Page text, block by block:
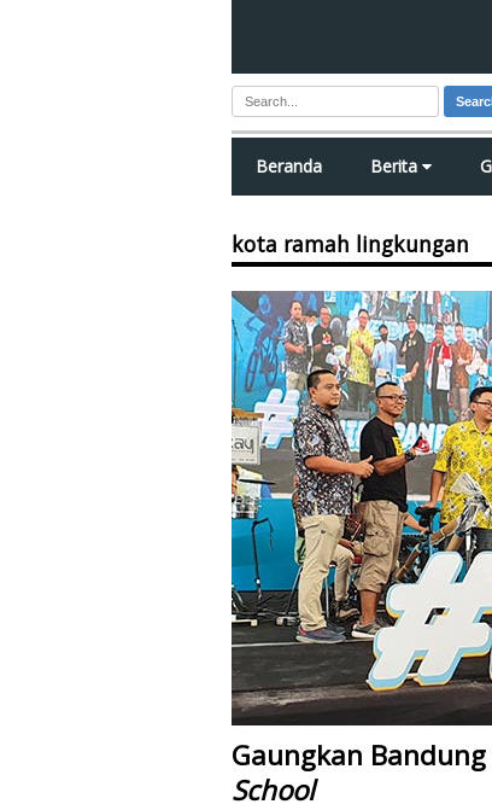
Beranda Berita
kota ramah lingkungan
Gaungkan
School